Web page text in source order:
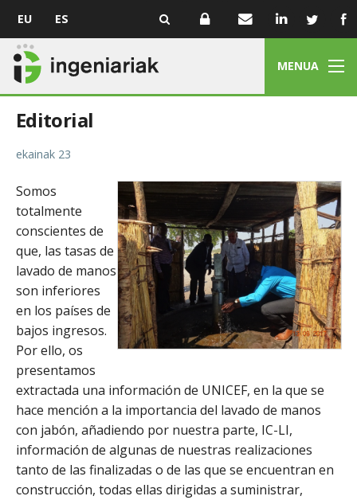
EU ES
MENUA
Editorial
ekainak 23
Somos
totalmente
conscientes de
que, las tasas de
lavado de manos
son inferiores
en los países de
bajos ingresos.
Por ello, os
presentamos
extractada una información de UNICEF, en la que se
hace mención a la importancia del lavado de manos
con jabón, añadiendo por nuestra parte, IC-LI,
información de algunas de nuestras realizaciones
tanto de las finalizadas o de las que se encuentran en
construcción, todas ellas dirigidas a suministrar,